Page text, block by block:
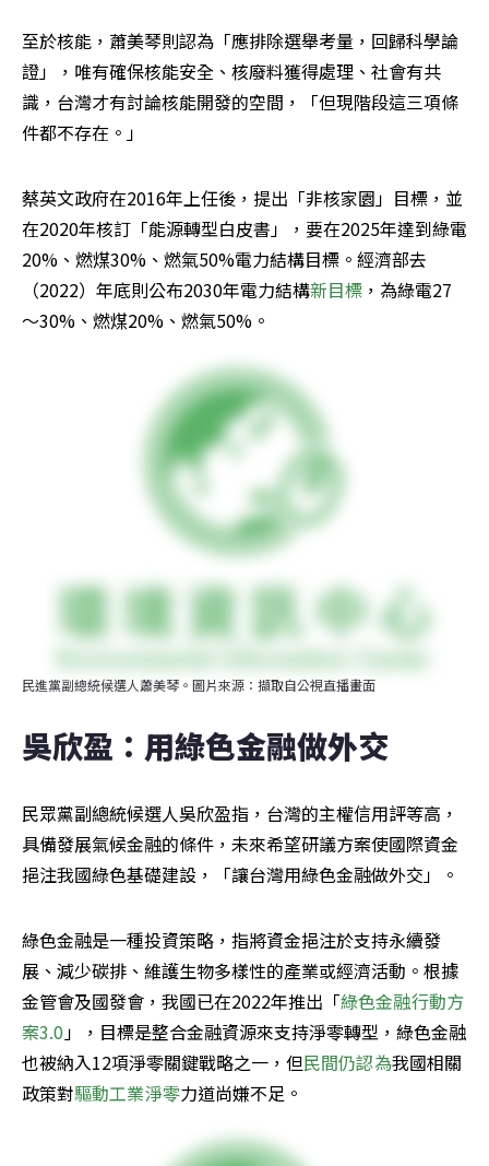
至於核能，蕭美琴則認為「應排除選舉考量，回歸科學論
證」，唯有確保核能安全、核廢料獲得處理、社會有共
識，台灣才有討論核能開發的空間，「但現階段這三項條
件都不存在。」
蔡英文政府在2016年上任後，提出「非核家園」目標，並
在2020年核訂「能源轉型白皮書」，要在2025年達到綠電
20%、燃煤30%、燃氣50%電力結構目標。經濟部去
（2022）年底則公布2030年電力結構新目標 ，為綠電27
～30%、燃煤20%、燃氣50%。
民進黨副總統候選人蕭美琴。圖片來源：擷取自公視直播畫面
吳欣盈：用綠色金融做外交
民眾黨副總統候選人吳欣盈指，台灣的主權信用評等高，
具備發展氣候金融的條件，未來希望研議方案使國際資金
挹注我國綠色基礎建設，「讓台灣用綠色金融做外交」。
綠色金融是一種投資策略，指將資金挹注於支持永續發
展、減少碳排、維護生物多樣性的產業或經濟活動。根據
金管會及國發會，我國已在2022年推出「綠色金融行動方
案3.0」，目標是整合金融資源來支持淨零轉型，綠色金融
也被納入12項淨零關鍵戰略之一，但民間仍認為我國相關
政策對驅動工業淨零力道尚嫌不足。